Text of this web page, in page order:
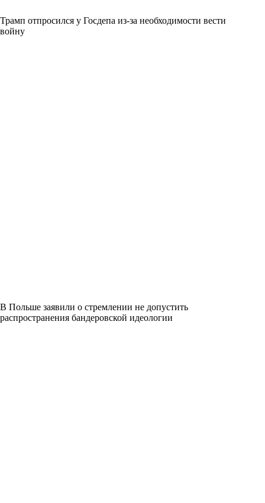
Трамп отпросился у Госдепа из-за необходимости вести
войну
В Польше заявили о стремлении не допустить
распространения бандеровской идеологии